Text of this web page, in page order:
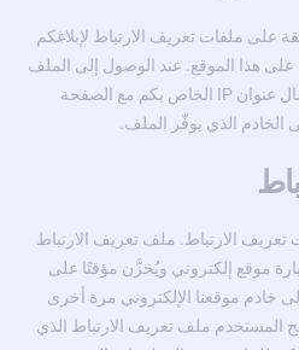
على ملفات تعريف الارتباط لإبلاغكم
على هذا الموقع. عند الوصول إلى الملف
الذي يعرض هذا الإشعار، يتم إرسال عنوان IP الخاص بكم مع الصفحة
الخادم الذي يوفّر الملف.
تعريف الارتباط. ملف تعريف الارتباط
موقع إلكتروني ويُخزَّن مؤقتًا على
خادم موقعنا الإلكتروني مرة أخرى
ملف تعريف الارتباط الذي